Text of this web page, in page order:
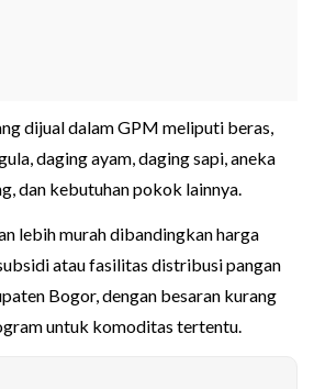
dijual dalam GPM meliputi beras,
daging ayam, daging sapi, aneka
dan kebutuhan pokok lainnya.
lebih murah dibandingkan harga
atau fasilitas distribusi pangan
Bogor, dengan besaran kurang
untuk komoditas tertentu.